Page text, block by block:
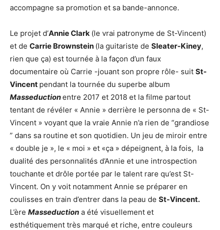
accompagne sa promotion et sa bande-annonce.
Le projet d’Annie Clark (le vrai patronyme de St-Vincent)
et de Carrie Brownstein (la guitariste de Sleater-Kiney,
rien que ça) est tournée à la façon d’un faux
documentaire où Carrie -jouant son propre rôle- suit St-
Vincent pendant la tournée du superbe album
Masseductionentre 2017 et 2018 et la filme partout
tentant de révéler « Annie » derrière le personna de « St-
Vincent » voyant que la vraie Annie n’a rien de “grandiose
” dans sa routine et son quotidien. Un jeu de miroir entre
« double je », le « moi » et «ça » dépeignent, à la fois, la
dualité des personnalités d’Annie et une introspection
touchante et drôle portée par le talent rare qu’est St-
Vincent. On y voit notamment Annie se préparer en
coulisses en train d’entrer dans la peau de St-Vincent.
L’ère Masseduction a été visuellement et
esthétiquement très marqué et riche, entre couleurs